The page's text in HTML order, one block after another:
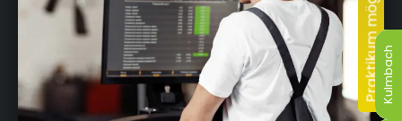
Kulmbach
Kulmbach
Kulmbach
Kulmbach
Kulmbach
Kulmbach